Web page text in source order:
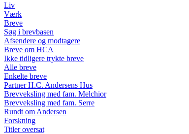
Liv
Værk
Breve
Søg i brevbasen
Afsendere og modtagere
Breve om HCA
Ikke tidligere trykte breve
Alle breve
Enkelte breve
Partner H.C. Andersens Hus
Brevveksling med fam. Melchior
Brevveksling med fam. Serre
Rundt om Andersen
Forskning
Titler oversat